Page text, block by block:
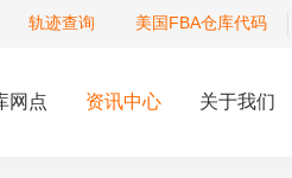
轨迹查询 美国FBA仓库代码
网点 资讯中心 关于我们